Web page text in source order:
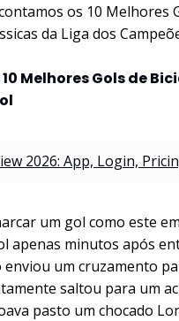
os 10 Melhores
da Liga dos
Melhores Gols de
2026: App, Login,
um gol como este
apenas minutos após
enviou um cruzamento
saltou para um
pasto um chocado